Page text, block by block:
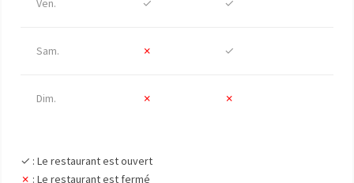
Ven. ✓ ✓
Sam. ✗ ✓
Dim. ✗ ✗
✓ : Le restaurant est ouvert
✗ : Le restaurant est fermé